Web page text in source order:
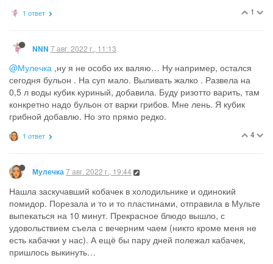
1
1 ответ
NNN 7 авг. 2022 г., 11:13
@Мулечка ,ну я не особо их валяю… Ну например, остался
сегодня бульон . На суп мало. Выливать жалко . Развела на
0,5 л воды кубик куриный, добавила. Буду ризотто варить, там
конкретно надо бульон от варки грибов. Мне лень. Я кубик
грибной добавлю. Но это прямо редко.
4
1 ответ
Мулечка7 авг. 2022 г., 19:44
Нашла заскучавший кобачек в холодильнике и одинокий
помидор. Порезала и то и то пластинами, отправила в Мульте
выпекаться на 10 минут. Прекрасное блюдо вышло, с
удовольствием съела с вечерним чаем (никто кроме меня не
есть кабачки у нас). А ещё бы пару дней полежал кабачек,
пришлось выкинуть…